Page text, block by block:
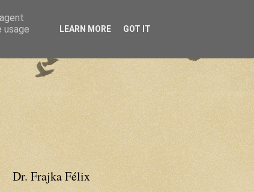
Dr. Frajka Félix
usage
LEARN MORE GOT IT